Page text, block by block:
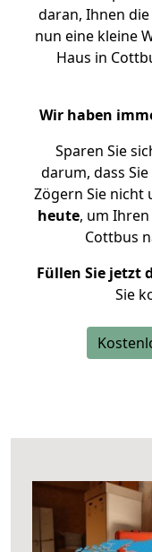
daran, Ihnen
nun eine kleine
Haus in
Wir haben
Sparen Sie
darum, dass
Zögern Sie nicht
heute, um
Cottbus
Füllen Sie jetzt
Sie